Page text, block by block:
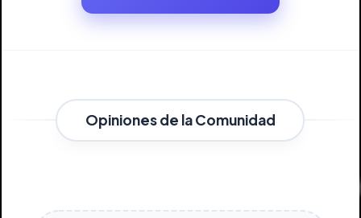
Opiniones de la Comunidad